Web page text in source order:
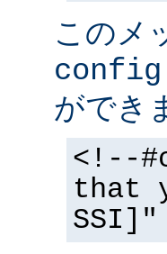
このメ
config
ができ
<!--
that